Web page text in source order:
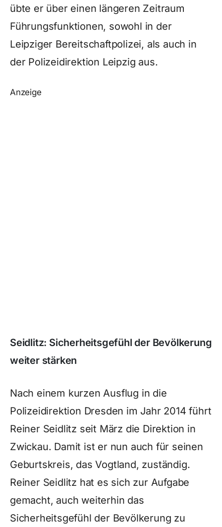
übte er über einen längeren Zeitraum
Führungsfunktionen, sowohl in der
Leipziger Bereitschaftpolizei, als auch in
der Polizeidirektion Leipzig aus.
Anzeige
Seidlitz: Sicherheitsgefühl der Bevölkerung
weiter stärken
Nach einem kurzen Ausflug in die
Polizeidirektion Dresden im Jahr 2014 führt
Reiner Seidlitz seit März die Direktion in
Zwickau. Damit ist er nun auch für seinen
Geburtskreis, das Vogtland, zuständig.
Reiner Seidlitz hat es sich zur Aufgabe
gemacht, auch weiterhin das
Sicherheitsgefühl der Bevölkerung zu